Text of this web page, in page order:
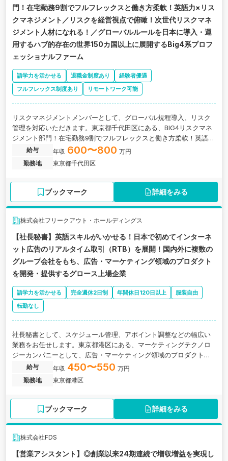
門！在宅勤務9割でフルフレックスと働き方柔軟！英語力×リス
クマネジメント／リスクを経営視点で俯瞰！次世代リスクマネ
ジメント人材になれる！／グローバルルールを日本に導入・運
用するハブ的存在の世界150カ国以上に展開するBig4系プロフ
ェッショナルファーム
語学力を活かせる 退職金制度あり
経験者優遇
フルフレックス制度あり
リモートワーク可能
リスクマネジメントメンバーとして、グローバル規程導入、リスク
管理を対応いただきます。東京都千代田区にある、BIG4リスクマネ
ジメント部門！在宅勤務9割でフルフレックスと働き方柔軟！英語力
×リスクマネジメント／リスクを経営視点で俯瞰！次世代リスクマネ
ジメント人材になれる！／グローバルルールを日本に導入・運用す
るハブ的存在の世界150カ国以上に展開するBig4系プロフェッショナ
給与 年収 600〜800 万円
勤務地
東京都千代田区
ブックマーク 詳細をみる
株式会社フリークアウト・ホールディングス
【社長秘書】英語スキルがいかせる！日本で初めてインターネ
ット広告のリアルタイム取引（RTB）を展開！国内外に複数の
グループ会社をもち、広告・マーケティング領域のプロダクト
を開発・提供するグロース上場企業
語学力を活かせる 完全週休2日制 年間休日120日以上
服装自由
転勤なし
社長秘書として、スケジュール管理、アポイント調整などの幅広い
業務をお任せします。東京都港区にある、マーケティングテクノロ
ジーカンパニーとして、広告・マーケティング領域のプロダクトを
開発・提供するグロース上場企業の求人です。
給与 年収 450〜550 万円
勤務地
東京都港区
ブックマーク 詳細をみる
株式会社FDS
【営業アシスタント】◎創業以来24期連続で増収増益を実現し